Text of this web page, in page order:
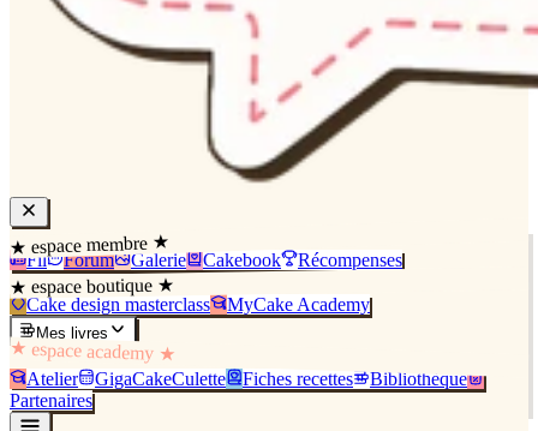
★ espace membre ★
Fil Forum Galerie Cakebook Récompenses
★ espace boutique ★
Cake design masterclass MyCake Academy
Mes livres
★ espace academy ★
Atelier GigaCakeCulette Fiches recettes
Bibliothèque
Partenaires